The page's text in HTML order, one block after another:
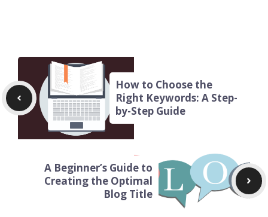
How to Choose the
Right Keywords: A Step-
by-Step Guide
A Beginner’s Guide to
Creating the Optimal
Blog Title